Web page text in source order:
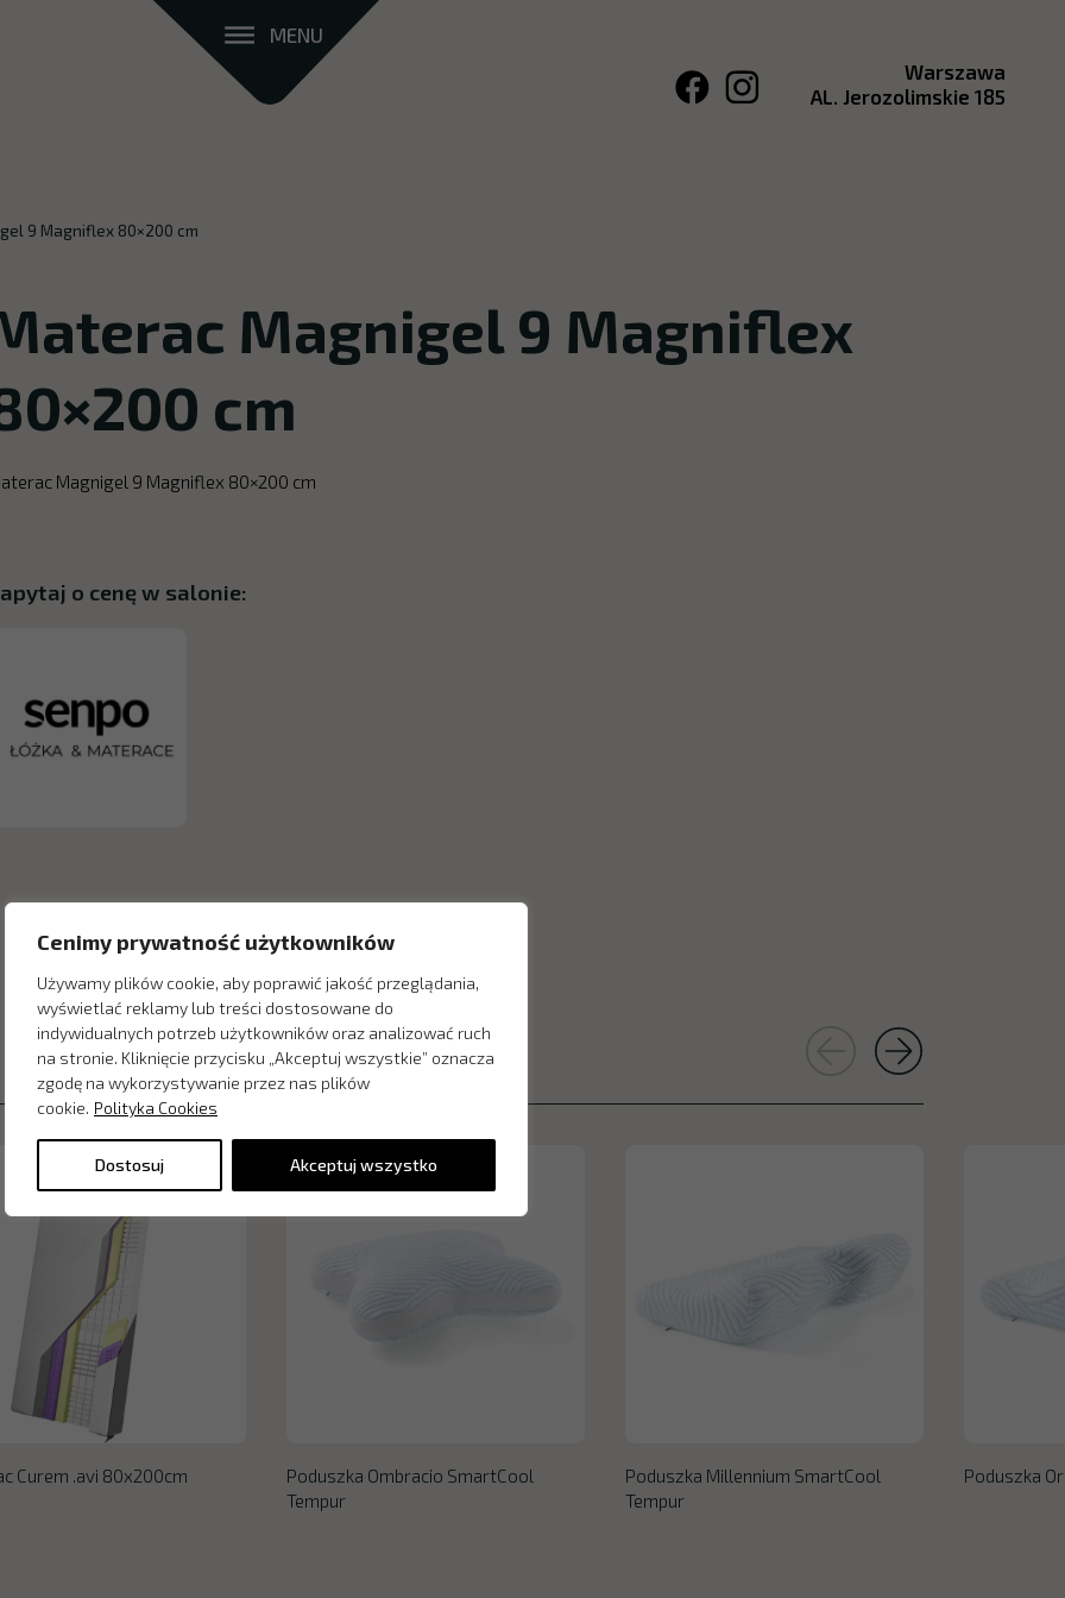
Cenimy prywatność użytkowników
Używamy plików cookie, aby poprawić jakość przeglądania,
wyświetlać reklamy lub treści dostosowane do
indywidualnych potrzeb użytkowników oraz analizować ruch
na stronie. Kliknięcie przycisku „Akceptuj wszystkie” oznacza
zgodę na wykorzystywanie przez nas plików
cookie. Polityka Cookies
Dostosuj Akceptuj wszystko
MENU
Warszawa
AL. Jerozolimskie 185
9 Magniflex 80×200 cm
Magnigel 9 Magniflex
cm
Magnigel 9 Magniflex 80×200 cm
o cenę w salonie:
Curem .avi 80x200cm
Poduszka Ombracio SmartCool
Tempur
Poduszka Millennium SmartCool
Tempur
Poduszka